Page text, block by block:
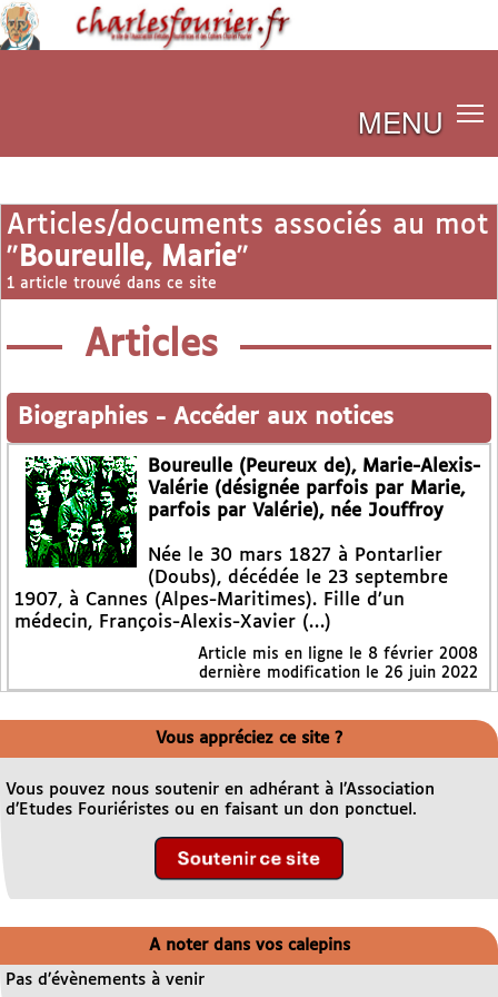
MENU
Articles/documents associés au mot
" Boureulle, Marie"
1 article trouvé dans ce site
Articles
Biographies - Accéder aux notices
Boureulle (Peureux de), Marie-Alexis-
Valérie (désignée parfois par Marie,
parfois par Valérie), née Jouffroy
Née le 30 mars 1827 à Pontarlier
(Doubs), décédée le 23 septembre
1907, à Cannes (Alpes-Maritimes). Fille d’un
médecin, François-Alexis-Xavier (…)
Article mis en ligne le 8 février 2008
dernière modification le 26 juin 2022
Vous appréciez ce site ?
Vous pouvez nous soutenir en adhérant à l’Association
d’Etudes Fouriéristes ou en faisant un don ponctuel.
A noter dans vos calepins
Pas d’évènements à venir